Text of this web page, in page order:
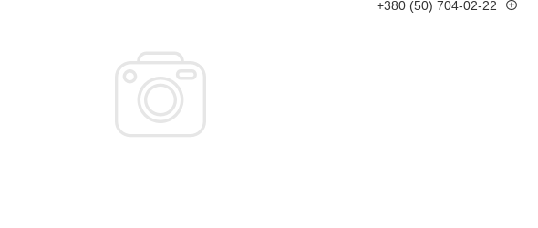
+380 (50) 704-02-22